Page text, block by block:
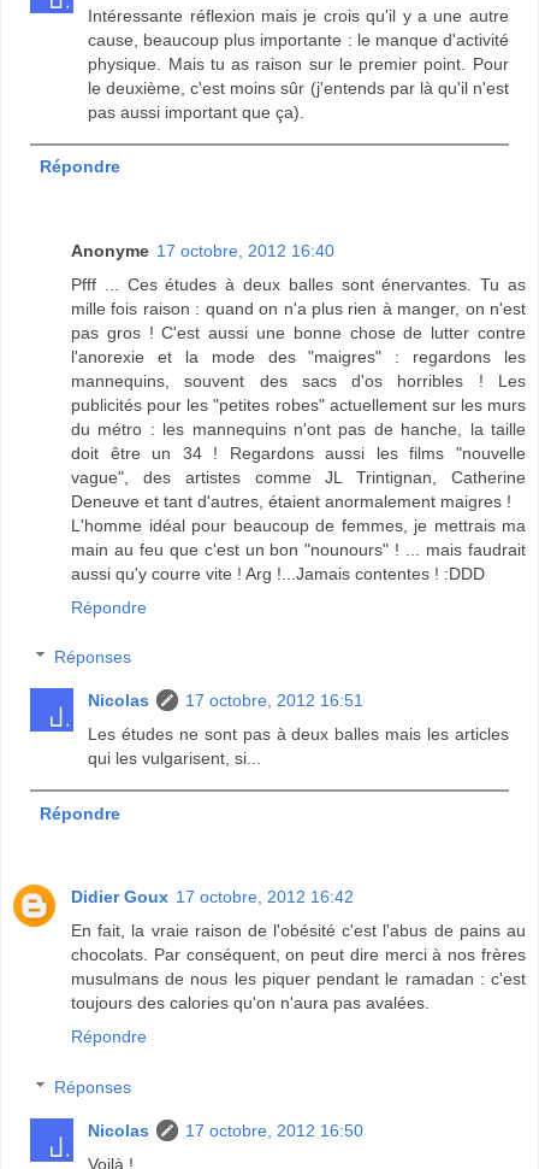
Intéressante réflexion mais je crois qu'il y a une autre
cause, beaucoup plus importante : le manque d'activité
physique. Mais tu as raison sur le premier point. Pour
le deuxième, c'est moins sûr (j'entends par là qu'il n'est
pas aussi important que ça).
Répondre
Anonyme 17 octobre, 2012 16:40
Pfff ... Ces études à deux balles sont énervantes. Tu as
mille fois raison : quand on n'a plus rien à manger, on n'est
pas gros ! C'est aussi une bonne chose de lutter contre
l'anorexie et la mode des "maigres" : regardons les
mannequins, souvent des sacs d'os horribles ! Les
publicités pour les "petites robes" actuellement sur les murs
du métro : les mannequins n'ont pas de hanche, la taille
doit être un 34 ! Regardons aussi les films "nouvelle
vague", des artistes comme JL Trintignan, Catherine
Deneuve et tant d'autres, étaient anormalement maigres !
L'homme idéal pour beaucoup de femmes, je mettrais ma
main au feu que c'est un bon "nounours" ! ... mais faudrait
aussi qu'y courre vite ! Arg !...Jamais contentes ! :DDD
Répondre
Réponses
Nicolas
17 octobre, 2012 16:51
Les études ne sont pas à deux balles mais les articles
qui les vulgarisent, si...
Répondre
Didier Goux 17 octobre, 2012 16:42
En fait, la vraie raison de l'obésité c'est l'abus de pains au
chocolats. Par conséquent, on peut dire merci à nos frères
musulmans de nous les piquer pendant le ramadan : c'est
toujours des calories qu'on n'aura pas avalées.
Répondre
Réponses
Nicolas
17 octobre, 2012 16:50
Voilà !